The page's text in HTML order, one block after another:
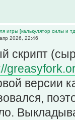
игры [калькулятор силы и
2026, 22:46
скрипт
версии